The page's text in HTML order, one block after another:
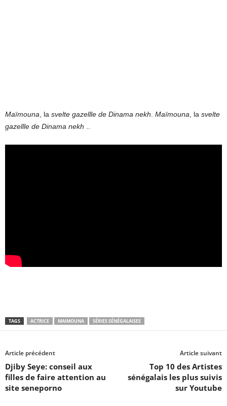
Maïmouna, la svelte gazellle de Dinama nekh. Maïmouna, la svelte
gazellle de Dinama nekh ..
TAGS ACTRICE MAIMOUNA SÉRIES SÉNÉGALAISES
Article précédent
Djiby Seye: conseil aux
filles de faire attention au
site seneporno
Article suivant
Top 10 des Artistes
sénégalais les plus suivis
sur Youtube